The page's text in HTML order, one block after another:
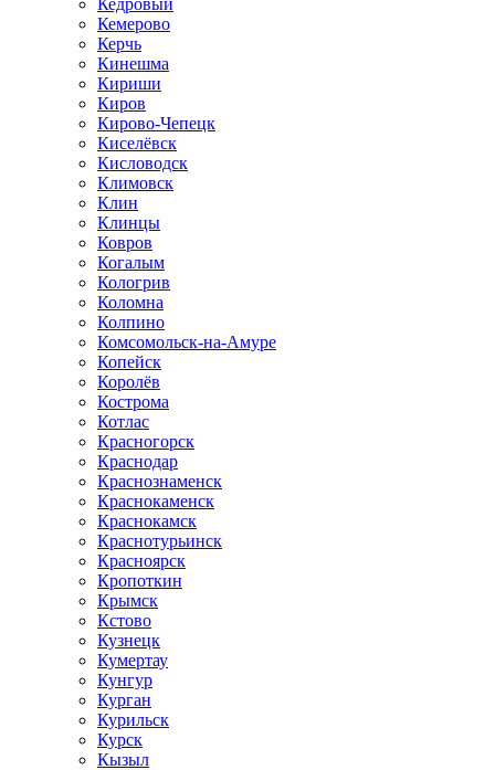
Кедровый
Кемерово
Керчь
Кинешма
Кириши
Киров
Кирово-Чепецк
Киселёвск
Кисловодск
Климовск
Клин
Клинцы
Ковров
Когалым
Кологрив
Коломна
Колпино
Комсомольск-на-Амуре
Копейск
Королёв
Кострома
Котлас
Красногорск
Краснодар
Краснознаменск
Краснокаменск
Краснокамск
Краснотурьинск
Красноярск
Кропоткин
Крымск
Кстово
Кузнецк
Кумертау
Кунгур
Курган
Курильск
Курск
Кызыл